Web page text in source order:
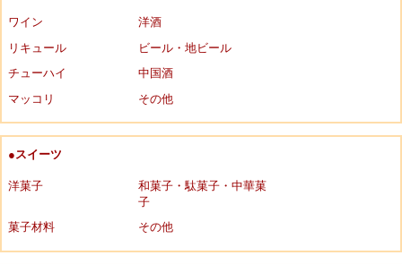
ワイン
洋酒
リキュール
ビール・地ビール
チューハイ
中国酒
マッコリ
その他
●スイーツ
洋菓子
和菓子・駄菓子・中華菓
子
菓子材料
その他